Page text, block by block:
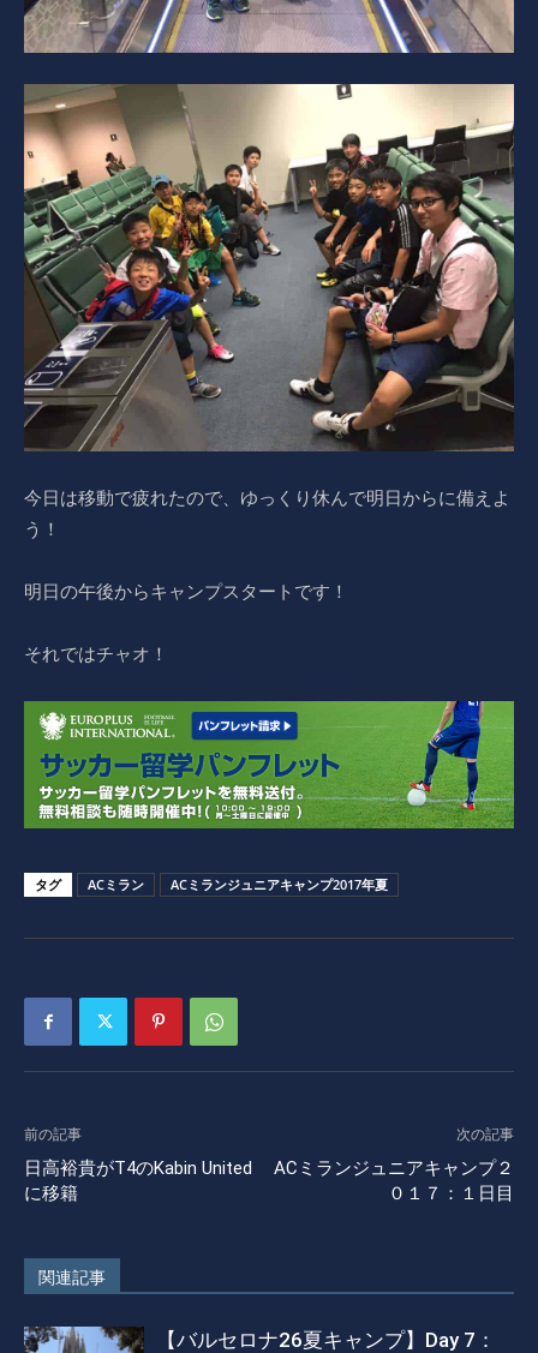
今日は移動で疲れたので、ゆっくり休んで明日からに備えよ
う！
明日の午後からキャンプスタートです！
それではチャオ！
タグ ACミラン ACミランジュニアキャンプ2017年夏
前の記事
日高裕貴がT4のKabin United
に移籍
次の記事
ACミランジュニアキャンプ２
０１７：１日目
関連記事
【バルセロナ26夏キャンプ】Day 7：